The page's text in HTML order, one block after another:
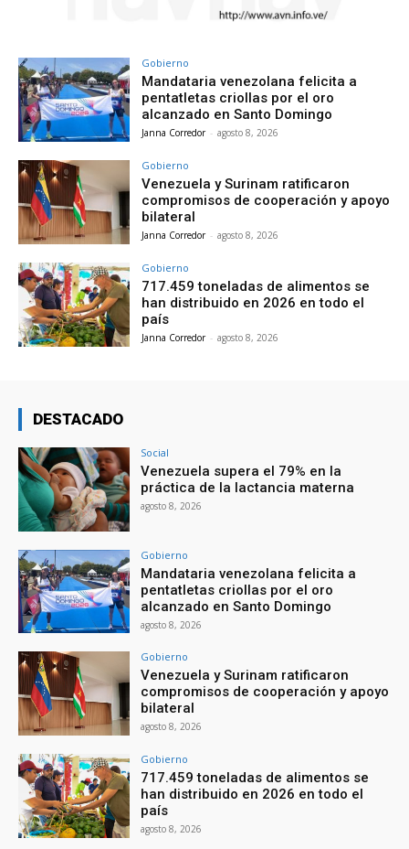
Gobierno
Mandataria venezolana felicita a
pentatletas criollas por el oro
alcanzado en Santo Domingo
Janna Corredor - agosto 8, 2026
Gobierno
Venezuela y Surinam ratificaron
compromisos de cooperación y apoyo
bilateral
Janna Corredor - agosto 8, 2026
Gobierno
717.459 toneladas de alimentos se
han distribuido en 2026 en todo el
país
Janna Corredor - agosto 8, 2026
DESTACADO
Social
Venezuela supera el 79% en la
práctica de la lactancia materna
agosto 8, 2026
Gobierno
Mandataria venezolana felicita a
pentatletas criollas por el oro
alcanzado en Santo Domingo
agosto 8, 2026
Gobierno
Venezuela y Surinam ratificaron
compromisos de cooperación y apoyo
bilateral
agosto 8, 2026
Gobierno
717.459 toneladas de alimentos se
han distribuido en 2026 en todo el
país
agosto 8, 2026